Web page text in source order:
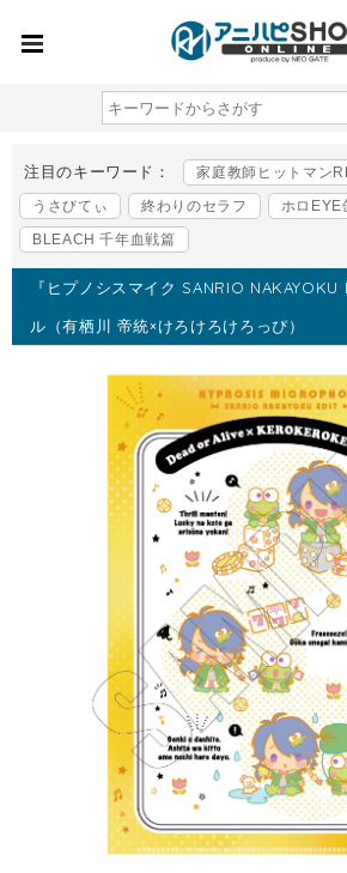
注目のキーワード：
家庭教師ヒットマン
うさびてぃ
終わりのセラフ
ホロEYE
BLEACH 千年血戦篇
『ヒプノシスマイク SANRIO NAKAYOKU
ル（有栖川 帝統×けろけろけろっぴ）